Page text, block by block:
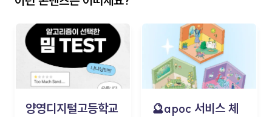
양영디지털고등학교
🔮apoc 서비스 체